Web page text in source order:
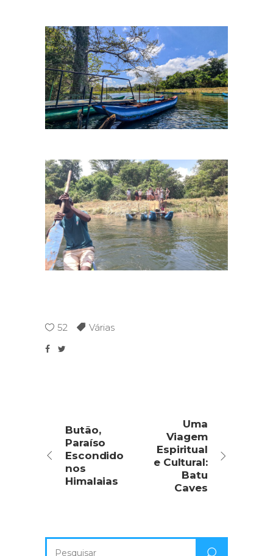
52 Várias
Butão,
Paraíso
Escondido
nos
Himalaias
Uma
Viagem
Espiritual
e Cultural:
Batu
Caves